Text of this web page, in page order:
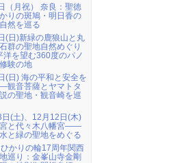
（月祝） 奈良：聖徳
りの斑鳩・明日香の
然を巡る
(日)新緑の鹿狼山と丸
群の聖地自然めぐり
を望む360度のパノ
験の地
(日) 海の平和と安全を
音菩薩とヤマトタ
の聖地・観音崎を巡
日(土)、12月12日(木)
と代々木八幡宮――
と緑の聖地をめぐる
かりの輪17周年関西
巡り：金峯山寺金剛